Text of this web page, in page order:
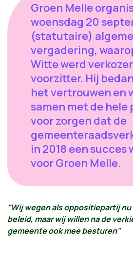
Groen Melle
woensdag 20
(statutaire)
vergadering,
Witte werd
voorzitter. Hij
het vertrouwen en
samen met de hele
voor zorgen dat de
in 2018 een succes
voor Groen Melle.
"Wij wegen als oppositiepartij
beleid, maar wij willen na de
gemeente ook mee besturen"